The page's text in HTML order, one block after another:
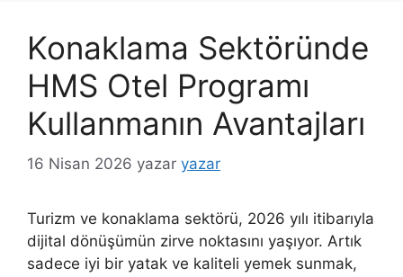
Konaklama Sektöründe
HMS Otel Programı
Kullanmanın Avantajları
16 Nisan 2026 yazar yazar
Turizm ve konaklama sektörü, 2026 yılı itibarıyla
dijital dönüşümün zirve noktasını yaşıyor. Artık
sadece iyi bir yatak ve kaliteli yemek sunmak,